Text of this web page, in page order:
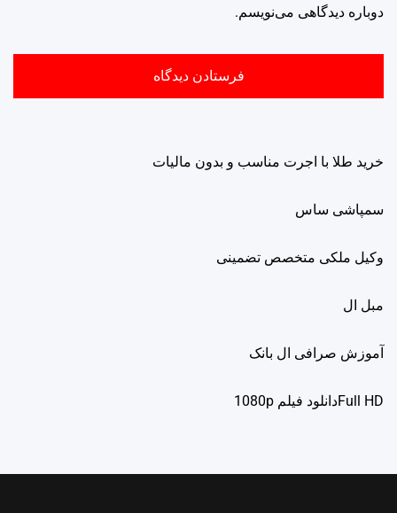
دوباره دیدگاهی می‌نویسم.
خرید طلا با اجرت مناسب و بدون مالیات
سمپاشی ساس
وکیل ملکی متخصص تضمینی
مبل ال
آموزش صرافی ال بانک
Full HDدانلود فيلم 1080p